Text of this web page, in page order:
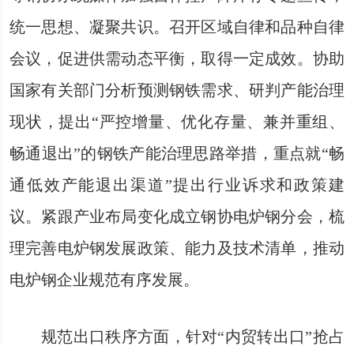
统一思想、凝聚共识。召开区域自律和品种自律
会议，促进供需动态平衡，取得一定成效。协助
国家有关部门分析预测钢铁需求、研判产能治理
现状，提出“严控增量、优化存量、兼并重组、
畅通退出”的钢铁产能治理思路举措，重点就“畅
通低效产能退出渠道”提出行业诉求和政策建
议。紧跟产业布局变化成立钢协电炉钢分会，梳
理完善电炉钢发展政策、能力及技术清单，推动
电炉钢企业规范有序发展。
规范出口秩序方面，针对“内贸转出口”抢占